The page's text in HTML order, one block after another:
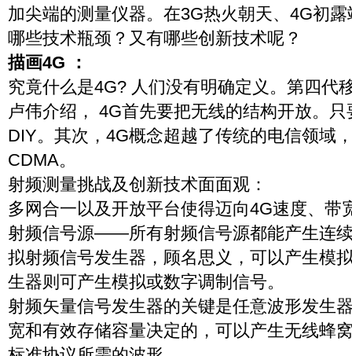
加尖端的测量仪器。在3G热火朝天、4G初
哪些技术瓶颈？又有哪些创新技术呢？
描画4G ：
究竟什么是4G? 人们没有明确定义。第四代
卢伟介绍， 4G首先要把无线的结构开放。
DIY。其次，4G概念超越了传统的电信领域
CDMA。
射频测量挑战及创新技术面面观：
多网合一以及开放平台使得迈向4G速度、带
射频信号源——所有射频信号源都能产生连
拟射频信号发生器，顾名思义，可以产生模
生器则可产生模拟或数字调制信号。
射频矢量信号发生器的关键是任意波形发生
宽和有效存储容量决定的，可以产生无线蜂